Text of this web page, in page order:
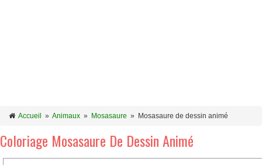
Accueil » Animaux » Mosasaure » Mosasaure de dessin animé
Coloriage Mosasaure De Dessin Animé